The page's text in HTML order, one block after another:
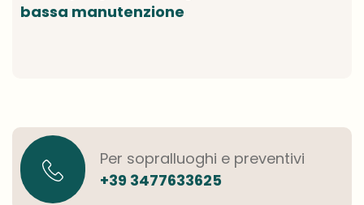
bassa manutenzione
Per sopralluoghi e preventivi
+39 3477633625